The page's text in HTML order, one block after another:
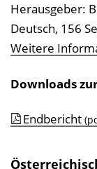
Herausgeber:
Deutsch, 156
Weitere
Downloads
Endbericht